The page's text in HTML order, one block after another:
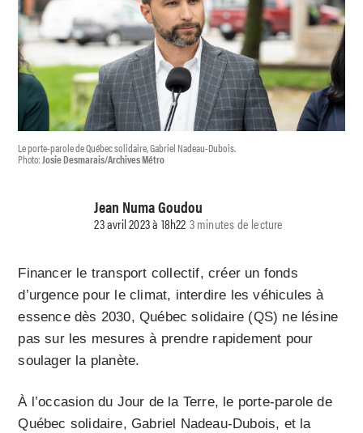
Le porte-parole de Québec solidaire, Gabriel Nadeau-Dubois.
Photo:Josie Desmarais/Archives Métro
Jean Numa Goudou
23 avril 2023 à 18h22 3 minutes de lecture
Financer le transport collectif, créer un fonds
d’urgence pour le climat, interdire les véhicules à
essence dès 2030, Québec solidaire (QS) ne lésine
pas sur les mesures à prendre rapidement pour
soulager la planète.
À l’occasion du Jour de la Terre, le porte-parole de
Québec solidaire, Gabriel Nadeau-Dubois, et la